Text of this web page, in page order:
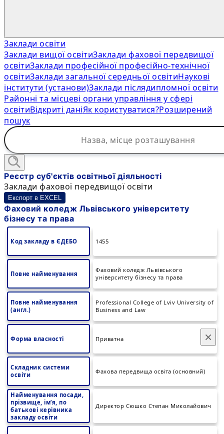
Заклади освіти
Заклади вищої освітиЗаклади фахової передвищої
освітиЗаклади професійної професійно-технічної
освітиЗаклади загальної середньої освітиНаукові
інститути (установи)Заклади післядипломної освіти
Районні та місцеві органи управління у сфері
освітиВідкриті даніЯк користуватися?Розширений
пошук
×
Реєстр суб'єктів освітньої діяльності
Заклади фахової передвищої освіти
Експорт в EXCEL
Фаховий коледж Львівського університету
бізнесу та права
Код закладу в ЄДЕБО 1455
Повне найменування
Фаховий коледж Львівського
університету бізнесу та права
Повне найменування
(англ.)
Professional College of Lviv University of
Business and Law
Форма власності Приватна
Складник системи
освіти
Фахова передвища освіта (основний)
Найменування посади,
прізвище, ім’я, по
батькові керівника
закладу освіти
Директор Сюшко Степан Миколайович